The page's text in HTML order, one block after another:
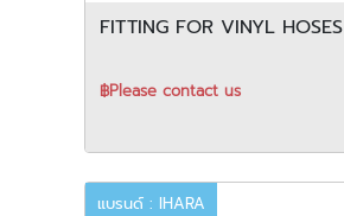
FITTING FOR VINYL HOSES
฿Please contact us
แบรนด์ : IHARA